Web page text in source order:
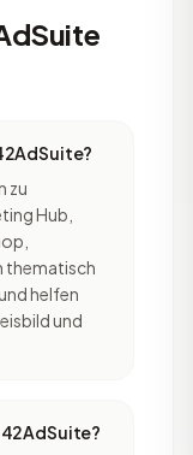
zu
Hub,
thematisch
helfen
und
42AdSuite?